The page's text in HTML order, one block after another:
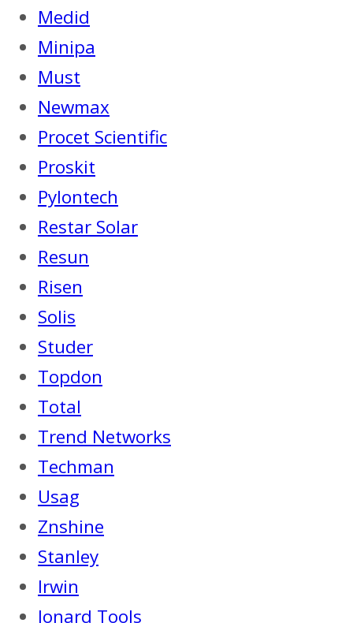
Medid
Minipa
Must
Newmax
Procet Scientific
Proskit
Pylontech
Restar Solar
Resun
Risen
Solis
Studer
Topdon
Total
Trend Networks
Techman
Usag
Znshine
Stanley
Irwin
Jonard Tools